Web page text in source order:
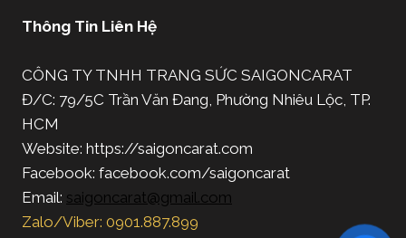
Thông Tin Liên Hệ
CÔNG TY TNHH TRANG SỨC SAIGONCARAT
Đ/C: 79/5C Trần Văn Đang, Phường Nhiêu Lộc, TP.
HCM
Website: https://saigoncarat.com
Facebook: facebook.com/saigoncarat
Email: saigoncarat@gmail.com
Zalo/Viber: 0901.887.899